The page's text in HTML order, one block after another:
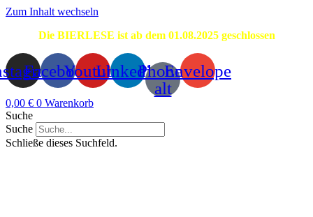
Zum Inhalt wechseln
Die BIERLESE ist ab dem 01.08.2025 geschlossen
FacebookYoutubeLinkedinPhone-
alt
Envelope
0,00 € 0 Warenkorb
Suche
Suche
Schließe dieses Suchfeld.